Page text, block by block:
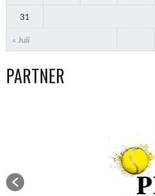
« Juli
31
PARTNER